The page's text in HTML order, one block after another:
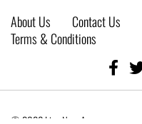
About Us Contact Us
Terms & Conditions
© 2026 Live New Age